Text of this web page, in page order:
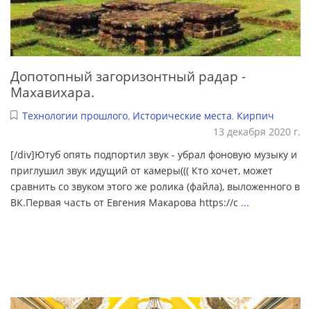
Допотопный загоризонтный радар -
Махавихара.
Технологии прошлого, Исторические места, Кирпич
13 декабря 2020 г.
[/div]Ютуб опять подпортил звук - убрал фоновую музыку и
приглушил звук идущий от камеры((( Кто хочет, может
сравнить со звуком этого же ролика (файла), выложенного в
ВК.Первая часть от Евгения Макарова https://c ...